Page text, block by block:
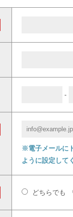
-
※電子メールに
ように設定して
どちらでも